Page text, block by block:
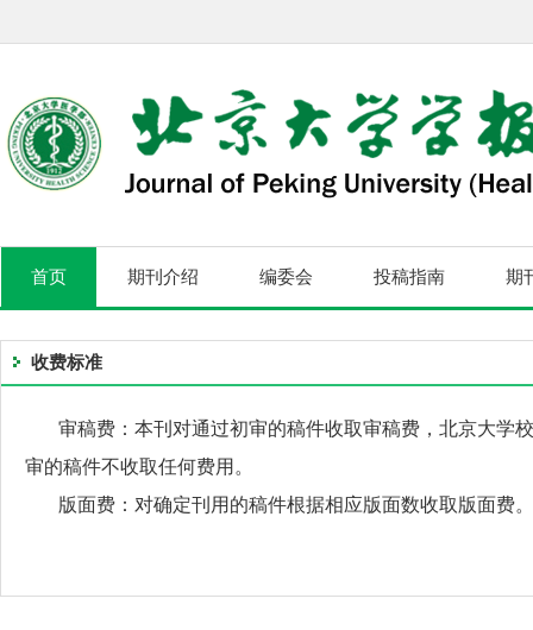
首页 期刊介绍 编委会 投稿指南 期
收费标准
审稿费：本刊对通过初审的稿件收取审稿费，北京大学
审的稿件不收取任何费用。
版面费：对确定刊用的稿件根据相应版面数收取版面费。